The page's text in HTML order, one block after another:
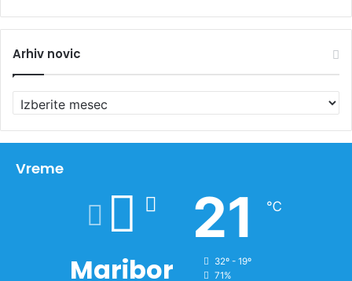
Arhiv novic
r
h
vVreme
Maribor
21 ℃
32º - 19º
71%